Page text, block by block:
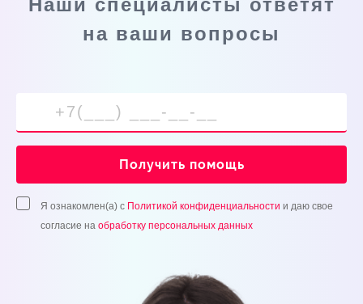
на ваши вопросы
Получить помощь
Я ознакомлен(а) с Политикой конфиденциальности и даю свое
согласие на обработку персональных данных